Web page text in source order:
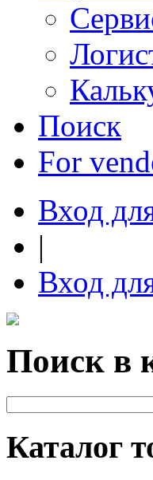
Поиск
For
Вход
|
Вход
Поиск в
Каталог